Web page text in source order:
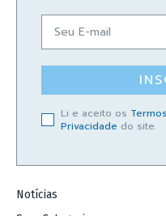
Li e aceito os
Privacidade do site.
Notícias